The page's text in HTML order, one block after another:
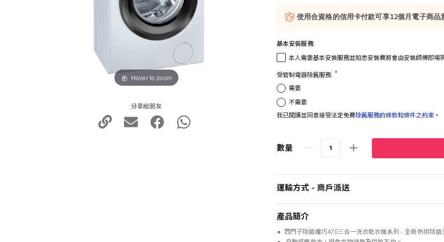
Hover to zoom
分享給朋友
使用合資格的信用卡付款可享12個月電子商品
基本安裝服務:
本人需要基本安裝服務並知悉安裝費將會由安裝師傅即場
受管制電器除舊服務:
需要
不需要
我已閱讀並同意接受法定免費除舊服務的條款和條件之約束。
數量
運輸方式 - 商戶派送
產品簡介
西門子除菌纖巧470三合一洗衣乾衣機系列 - 全新熱烘除菌